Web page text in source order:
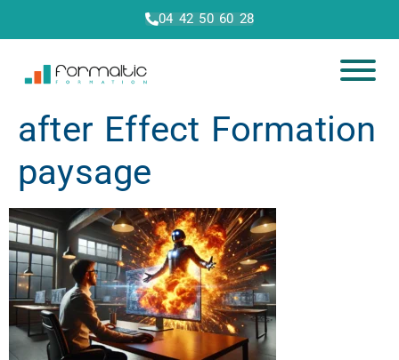
04 42 50 60 28
after Effect Formation
paysage